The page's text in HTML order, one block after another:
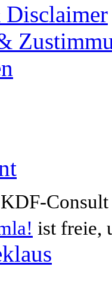
Disclaimer
ist freie,